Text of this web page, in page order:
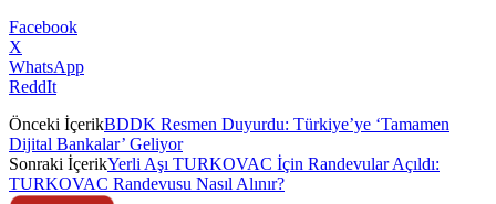
Facebook
X
WhatsApp
ReddIt
Önceki İçerikBDDK Resmen Duyurdu: Türkiye’ye ‘Tamamen
Dijital Bankalar’ Geliyor
Sonraki İçerikYerli Aşı TURKOVAC İçin Randevular Açıldı:
TURKOVAC Randevusu Nasıl Alınır?